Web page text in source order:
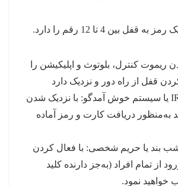
بین 4 تا 12 رقم را دارد.
ریموت کنترل، بلوتوث و اپلیکیشن را
قفل از راه دور و نزدیک دارد
مجهز به سیستم IR یا سیستم خوش آمدگو: با نزدیک شدن
به‌منظور دریافت کارت و رمز آماده
‌بند یا حریم شخصی: با فعال کردن
از تمام افراد (به‌جز دارنده کلید
خواهید نمود.